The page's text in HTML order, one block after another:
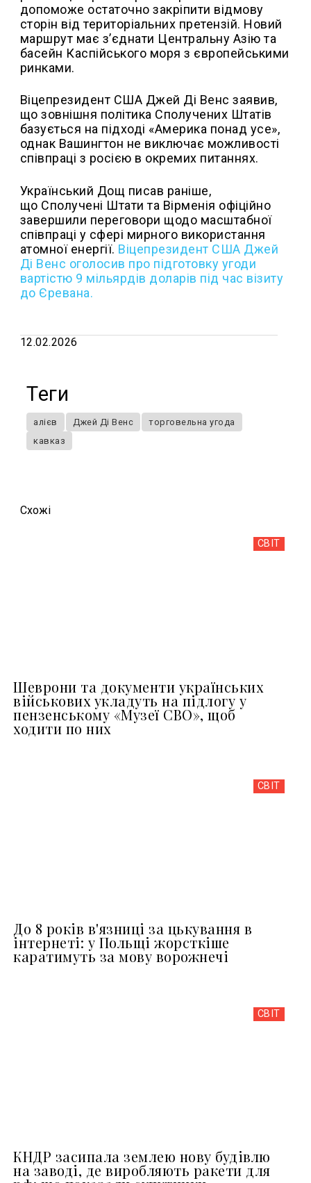
допоможе остаточно закріпити відмову
сторін від територіальних претензій. Новий
маршрут має з’єднати Центральну Азію та
басейн Каспійського моря з європейськими
ринками.
Віцепрезидент США Джей Ді Венс заявив,
що зовнішня політика Сполучених Штатів
базується на підході «Америка понад усе»,
однак Вашингтон не виключає можливості
співпраці з росією в окремих питаннях.
Український Дощ писав раніше,
що Сполучені Штати та Вірменія офіційно
завершили переговори щодо масштабної
співпраці у сфері мирного використання
атомної енергії. Віцепрезидент США Джей
Ді Венс оголосив про підготовку угоди
вартістю 9 мільярдів доларів під час візиту
до Єревана.
12.02.2026
Теги
алієв Джей Ді Венс
торговельна угода
кавказ
Схожi
СВІТ
Шеврони та документи українських
військових укладуть на підлогу у
пензенському «Музеї СВО», щоб
ходити по них
СВІТ
До 8 років в'язниці за цькування в
інтернеті: у Польщі жорсткіше
каратимуть за мову ворожнечі
СВІТ
КНДР засипала землею нову будівлю
на заводі, де виробляють ракети для